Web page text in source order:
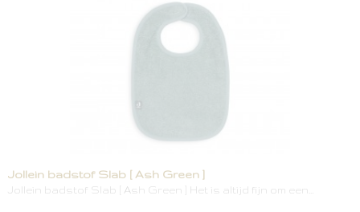
Jollein badstof Slab [ Ash Green ]
Jollein badstof Slab [ Ash Green ] Het is altijd fijn om een…